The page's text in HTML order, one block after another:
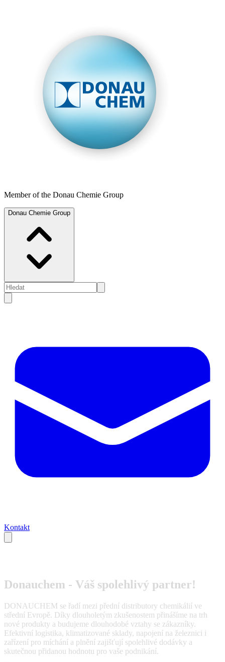
Member of the Donau Chemie Group
Donau Chemie Group
Kontakt
Donauchem - Váš spolehlivý partner!
DONAUCHEM se řadí mezi přední distributory chemikálií ve
střední Evropě. Díky dlouholetým zkušenostem přinášíme na trh
nové produkty a budujeme dlouhodobé vztahy se zákazníky.
Efektivní logistika, klimatizované sklady, napojení na železnici i
zařízení pro míchání a plnění zajišťují spolehlivé dodávky a
skutečnou přidanou hodnotu pro vaše podnikání.